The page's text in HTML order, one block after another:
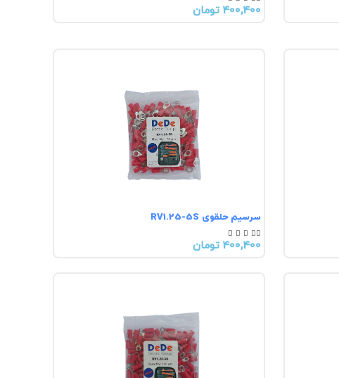
400,400 تومان
سرسیم حلقوی RV1.25-5S
   
400,400 تومان